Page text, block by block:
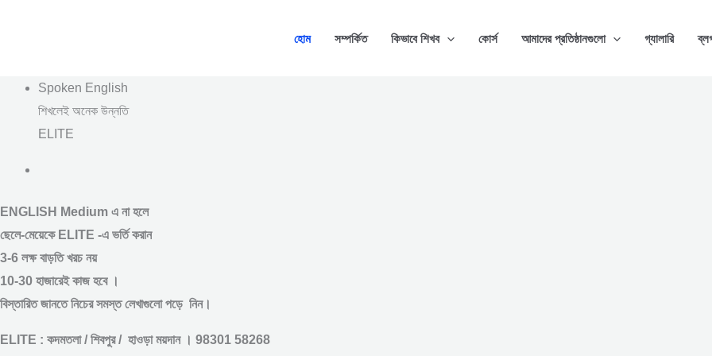
হোম সম্পর্কিত কিভাবে শিখব কোর্স আমাদের প্রতিষ্ঠানগুলো গ্যালারি
Spoken English
শিখলেই অনেক উন্নতি
ELITE
ENGLISH Medium এ না হলে
ছেলে-মেয়েকে ELITE -এ ভর্তি করান
3-6 লক্ষ বাড়তি খরচ নয়
10-30 হাজারেই কাজ হবে ।
বিস্তারিত জানতে নিচের সমস্ত লেখাগুলো পড়ে নিন।
ELITE : কদমতলা / শিবপুর / হাওড়া ময়দান । 98301 58268